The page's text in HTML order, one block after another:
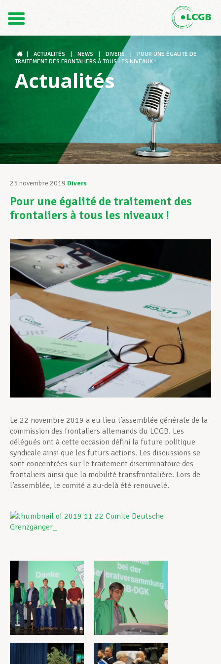
DE
Le LCGB
Structures syndicales
Assistance au Travail
Vos droits
Assistance en vie privée
Développement professionnel
Devenir Membre
Actualités
ACTUALITÉS NEWS DIVERS
POUR UNE ÉGALITÉ DE
TRAITEMENT DES FRONTALIERS À TOUS LES NIVEAUX !
Actualités
25 novembre 2019 Divers
Pour une égalité de traitement des
frontaliers à tous les niveaux !
Le 22 novembre 2019 a eu lieu l’assemblée générale de la
commission des frontaliers allemands du LCGB. Les
délégués ont à cette occasion défini la future politique
syndicale ainsi que les futurs actions. Les discussions se
sont concentrées sur le traitement discriminatoire des
frontaliers ainsi que la mobilité transfrontalière. Lors de
l’assemblée, le comité a au-delà été renouvelé.